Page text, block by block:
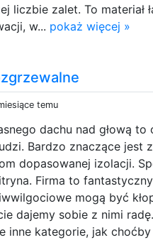
liczbie zalet. To materiał
w... pokaż więcej »
temu
dachu nad głową
Bardzo znaczące jest
dopasowanej izolacji.
Firma to
mogą być
dajemy sobie z nimi
inne kategorie, jak